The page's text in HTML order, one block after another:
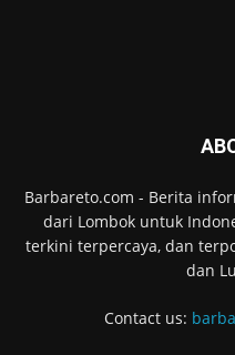
Barbareto.com - Berita
dari Lombok untuk
terkini terpercaya, dan
dan
Contact us: